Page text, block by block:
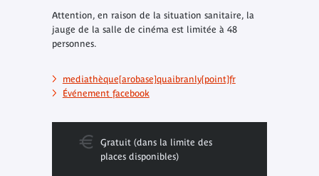
Attention, en raison de la situation sanitaire, la
jauge de la salle de cinéma est limitée à 48
personnes.
mediathèque[arobase]quaibranly[point]fr
Événement facebook
Gratuit (dans la limite des
places disponibles)